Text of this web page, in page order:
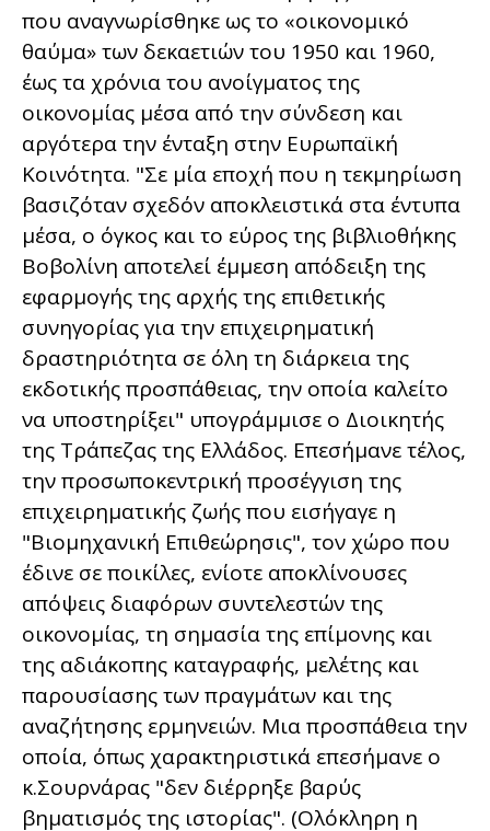
που αναγνωρίσθηκε ως το «οικονομικό
θαύμα» των δεκαετιών του 1950 και 1960,
έως τα χρόνια του ανοίγματος της
οικονομίας μέσα από την σύνδεση και
αργότερα την ένταξη στην Ευρωπαϊκή
Κοινότητα. "Σε μία εποχή που η τεκμηρίωση
βασιζόταν σχεδόν αποκλειστικά στα έντυπα
μέσα, ο όγκος και το εύρος της βιβλιοθήκης
Βοβολίνη αποτελεί έμμεση απόδειξη της
εφαρμογής της αρχής της επιθετικής
συνηγορίας για την επιχειρηματική
δραστηριότητα σε όλη τη διάρκεια της
εκδοτικής προσπάθειας, την οποία καλείτο
να υποστηρίξει" υπογράμμισε ο Διοικητής
της Τράπεζας της Ελλάδος. Επεσήμανε τέλος,
την προσωποκεντρική προσέγγιση της
επιχειρηματικής ζωής που εισήγαγε η
"Βιομηχανική Επιθεώρησις", τον χώρο που
έδινε σε ποικίλες, ενίοτε αποκλίνουσες
απόψεις διαφόρων συντελεστών της
οικονομίας, τη σημασία της επίμονης και
της αδιάκοπης καταγραφής, μελέτης και
παρουσίασης των πραγμάτων και της
αναζήτησης ερμηνειών. Μια προσπάθεια την
οποία, όπως χαρακτηριστικά επεσήμανε ο
κ.Σουρνάρας "δεν διέρρηξε βαρύς
βηματισμός της ιστορίας". (Ολόκληρη η